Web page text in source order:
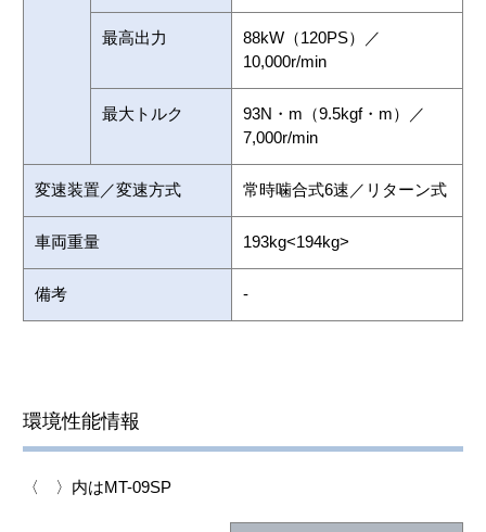
最高出力
88kW（120PS）／
10,000r/min
最大トルク
93N・m（9.5kgf・m）／
7,000r/min
変速装置／変速方式 常時噛合式6速／リターン式
車両重量 193kg<194kg>
備考 -
環境性能情報
〈 〉内はMT-09SP